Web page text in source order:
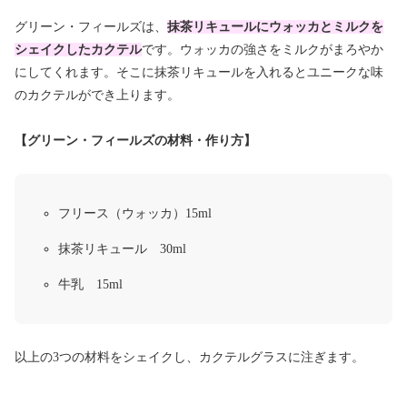
グリーン・フィールズは、 抹茶リキュールにウォッカとミルクを
シェイクしたカクテルです。ウォッカの強さをミルクがまろやか
にしてくれます。そこに抹茶リキュールを入れるとユニークな味
のカクテルができ上ります。
【グリーン・フィールズの材料・作り方】
フリース（ウォッカ）15ml
抹茶リキュール 30ml
牛乳 15ml
以上の3つの材料をシェイクし、カクテルグラスに注ぎます。